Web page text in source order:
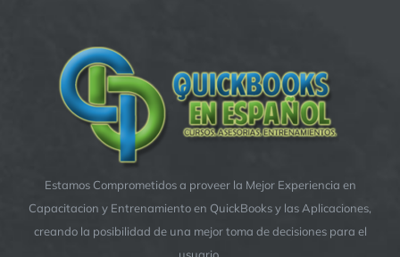
Estamos Comprometidos a proveer la Mejor Experiencia en
Capacitacion y Entrenamiento en QuickBooks y las Aplicaciones,
creando la posibilidad de una mejor toma de decisiones para el
usuario.